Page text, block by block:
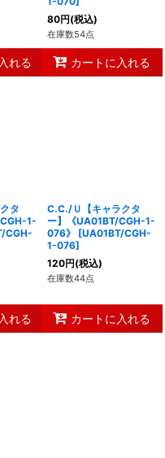
れる
80円(税込)
在庫数54点
カートに入れる
タ
1-
CGH-
れる
C.C./Ｕ【キャラクタ
ー】《UA01BT/CGH-1-
076》
[UA01BT/CGH-
1-076]
120円(税込)
在庫数44点
カートに入れる